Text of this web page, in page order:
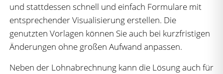
und stattdessen schnell und einfach Formulare mit
entsprechender Visualisierung erstellen. Die
genutzten Vorlagen können Sie auch bei kurzfristigen
Änderungen ohne großen Aufwand anpassen.
Neben der Lohnabrechnung kann die Lösung auch für